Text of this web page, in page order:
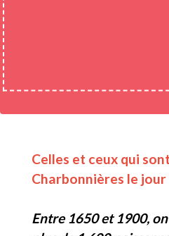
Celles et ceux qui
Charbonnières le jour
Entre 1650 et 1900,